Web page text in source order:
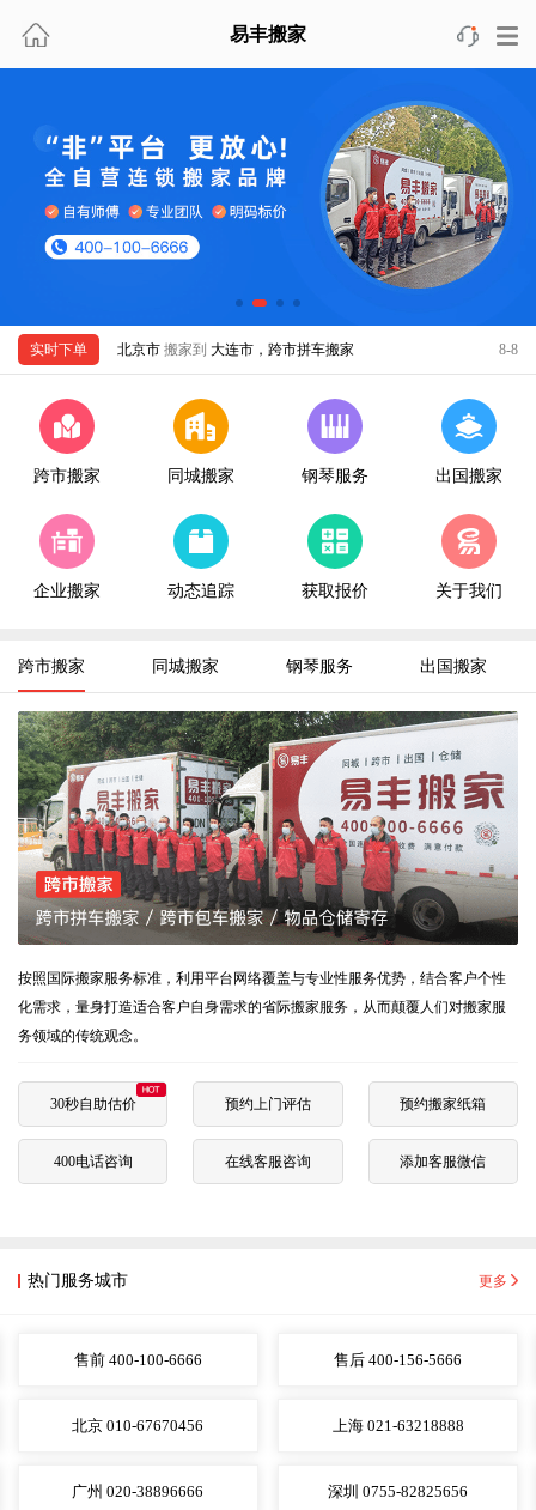
易丰搬家
实时下单
重庆市，跨市拼车搬家 8-8
北京市 搬家到北京市，精品同城搬家
广州市搬家到 南宁市，跨市拼车搬家 8-8
深圳市搬家到 天津市，跨市拼车搬家 8-8
上海市搬家到 上海市，日式同城搬家 8-8
北京市 搬家到 大连市，跨市拼车搬家 8-8
搬家到 马来西亚，出国移民搬家
搬家到杭州市，日式同城搬家
搬家到上海市，跨市包车搬家
搬家到太原市，跨市拼车搬家
搬家到长春市，跨市拼车搬家 8-8
武汉市搬家到上海市,精品同城搬家
长沙市搬家到西安市，跨市拼车搬家 8-8
成都市搬家到长沙市，跨市包车搬家
重庆市 搬家到北京市，跨市拼车搬家 8-8
厦门市搬家到北京市，跨包车市搬家
西安市搬家到上海市，跨市拼车搬家
南京市 搬家到西安市，跨市包车搬家 8-8
北京市搬家到重庆市，跨市拼车搬家 8-8
跨市搬家 同城搬家 钢琴服务 出国搬家
企业搬家 动态追踪 获取报价 关于我们
跨市搬家 同城搬家 钢琴服务 出国搬家
按照国际搬家服务标准，利用平台网络覆盖与专业性服务优势，结合客户个性
化需求，量身打造适合客户自身需求的省际搬家服务，从而颠覆人们对搬家服
务领域的传统观念。
30秒自助估价 预约上门评估 预约搬家纸箱
400电话咨询 在线客服咨询 添加客服微信
热门服务城市 更多
售前 400-100-6666 售后 400-156-5666
北京 010-67670456 上海 021-63218888
广州 020-38896666 深圳 0755-82825656